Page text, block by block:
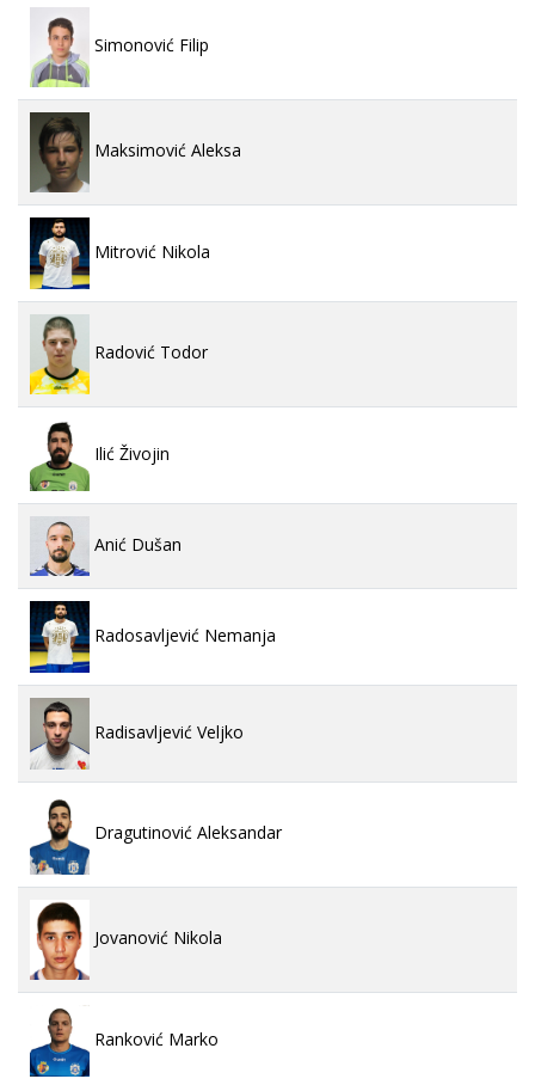
Simonović Filip
Maksimović Aleksa
Mitrović Nikola
Radović Todor
Ilić Živojin
Anić Dušan
Radosavljević Nemanja
Radisavljević Veljko
Dragutinović Aleksandar
Jovanović Nikola
Ranković Marko